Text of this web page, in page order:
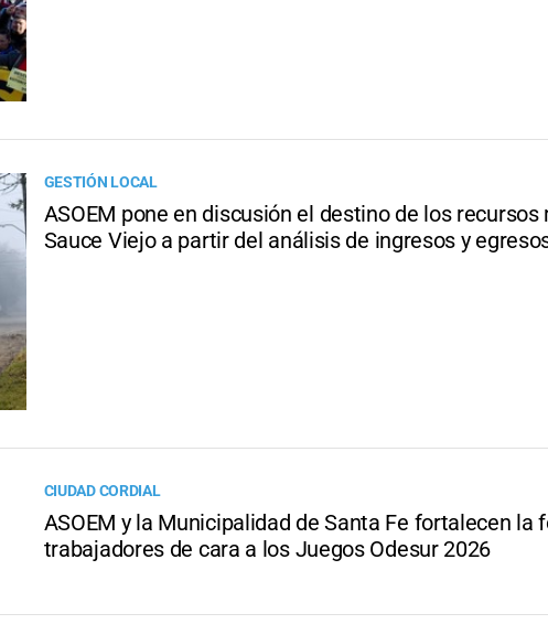
GESTIÓN LOCAL
ASOEM pone en discusión el destino de los
Sauce Viejo a partir del análisis de ingresos y
CIUDAD CORDIAL
ASOEM y la Municipalidad de Santa Fe fortalecen la
trabajadores de cara a los Juegos Odesur 2026